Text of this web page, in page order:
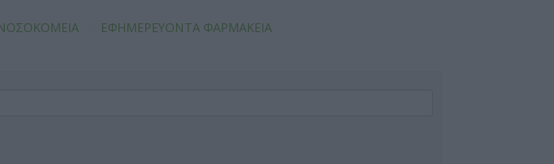
ΕΦΗΜΕΡΕΥΟΝΤΑ ΦΑΡΜΑΚΕΙΑ